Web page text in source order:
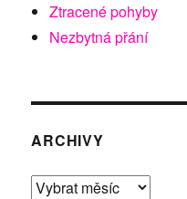
Ztracené pohyby
Nezbytná přání
ARCHIVY
Archivy